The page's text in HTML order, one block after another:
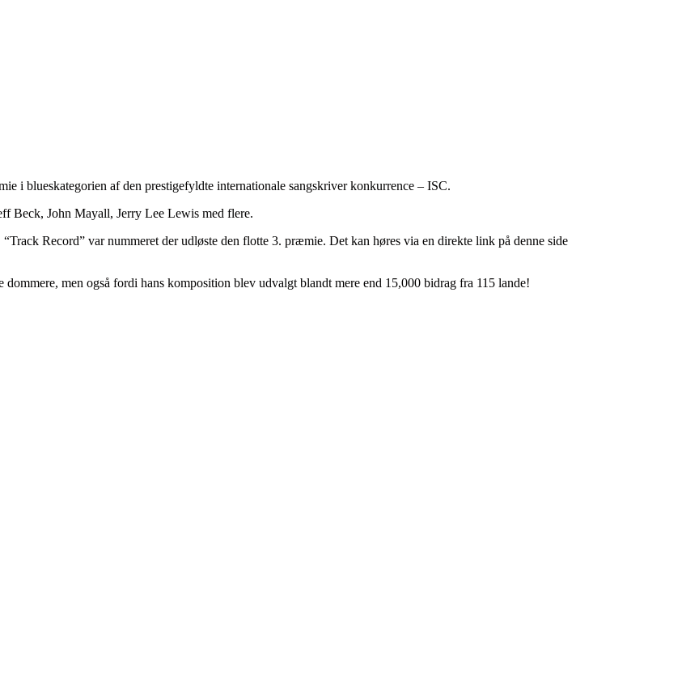
i blueskategorien af den prestigefyldte internationale sangskriver konkurrence – ISC.
Beck, John Mayall, Jerry Lee Lewis med flere.
Record” var nummeret der udløste den flotte 3. præmie. Det kan høres via en direkte link på denne side
men også fordi hans komposition blev udvalgt blandt mere end 15,000 bidrag fra 115 lande!